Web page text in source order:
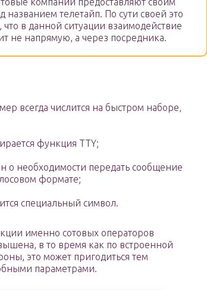
названием телетайп. По сути своей это
в данной ситуации взаимодействие
не напрямую, а через посредника.
всегда числится на быстром наборе,
функция TTY;
о необходимости передать сообщение
формате;
специальный символ.
именно сотовых операторов
в то время как по встроенной
это может пригодиться тем
параметрами.